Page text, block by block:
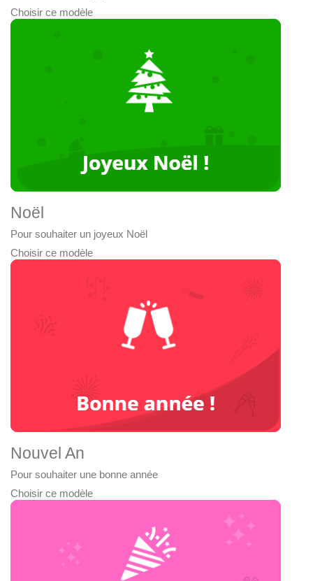
Choisir ce modèle
Noël
Pour souhaiter un joyeux Noël
Choisir ce modèle
Nouvel An
Pour souhaiter une bonne année
Choisir ce modèle